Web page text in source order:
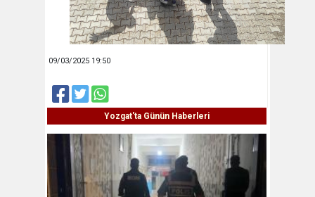
09/03/2025 19:50
Yozgat'ta Günün Haberleri